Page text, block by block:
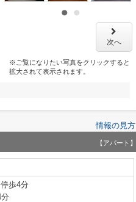
次へ
※ご覧になりたい写真をクリックすると
拡大されて表示されます。
情報の見方
【アパート】
歩4分